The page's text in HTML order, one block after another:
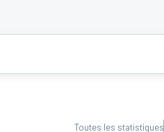
Toutes les statistiques